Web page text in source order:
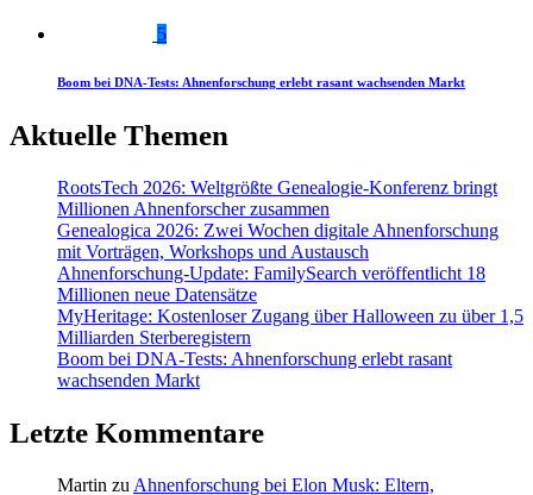
5
Boom bei DNA-Tests: Ahnenforschung erlebt rasant wachsenden Markt
Aktuelle Themen
RootsTech 2026: Weltgrößte Genealogie-Konferenz bringt
Millionen Ahnenforscher zusammen
Genealogica 2026: Zwei Wochen digitale Ahnenforschung
mit Vorträgen, Workshops und Austausch
Ahnenforschung-Update: FamilySearch veröffentlicht 18
Millionen neue Datensätze
MyHeritage: Kostenloser Zugang über Halloween zu über 1,5
Milliarden Sterberegistern
Boom bei DNA-Tests: Ahnenforschung erlebt rasant
wachsenden Markt
Letzte Kommentare
Martin zu Ahnenforschung bei Elon Musk: Eltern,